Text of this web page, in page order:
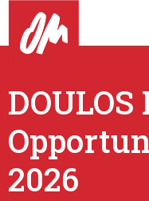
DOULOS
2026